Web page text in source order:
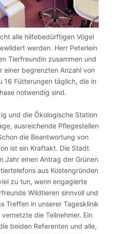
alle hilfebedürftigen Vögel
werden. Herr Peterlein
Tierfreundin zusammen und
einer begrenzten Anzahl von
16 Fütterungen täglich, die in
notwendig sind.
und die Ökologische Station
ausreichende Pflegestellen
die Beantwortung von
ist ein Kraftakt. Die Stadt
Jahr einen Antrag der Grünen
aus Kostengründen
zu tun, wenn engagierte
Wildtieren sinnvoll und
Treffen in unserer Tagesklinik
die Teilnehmer. Ein
beiden Referenten und alle,